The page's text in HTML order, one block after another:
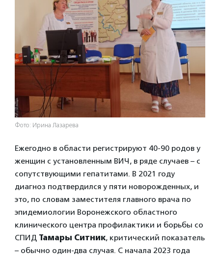
Фото: Ирина Лазарева
Ежегодно в области регистрируют 40-90 родов у
женщин с установленным ВИЧ, в ряде случаев – с
сопутствующими гепатитами. В 2021 году
диагноз подтвердился у пяти новорожденных, и
это, по словам заместителя главного врача по
эпидемиологии Воронежского областного
клинического центра профилактики и борьбы со
СПИД Тамары Ситник, критический показатель
– обычно один-два случая. С начала 2023 года